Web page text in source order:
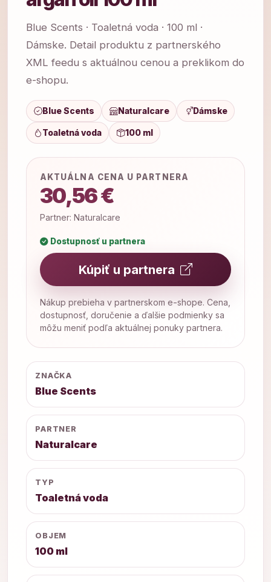
Blue Scents · Toaletná voda · 100 ml ·
Dámske. Detail produktu z partnerského
XML feedu s aktuálnou cenou a preklikom do
e-shopu.
Blue Scents Naturalcare Dámske
Toaletná voda 100 ml
AKTUÁLNA CENA U PARTNERA
30,56 €
Partner: Naturalcare
Dostupnosť u partnera
Kúpiť u partnera
Nákup prebieha v partnerskom e-shope. Cena,
dostupnosť, doručenie a ďalšie podmienky sa
môžu meniť podľa aktuálnej ponuky partnera.
ZNAČKA
Blue Scents
PARTNER
Naturalcare
TYP
Toaletná voda
OBJEM
100 ml